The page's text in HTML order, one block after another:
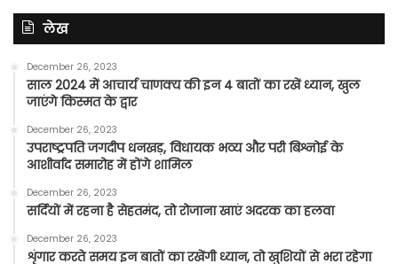
लेख
December 26, 2023
साल 2024 में आचार्य चाणक्य की इन 4 बातों का रखें ध्यान, खुल
जाएंगे किस्मत के द्वार
December 26, 2023
उपराष्ट्रपति जगदीप धनखड़, विधायक भव्य और परी बिश्नोई के
आशीर्वाद समारोह में होंगे शामिल
December 26, 2023
सर्दियों में रहना है सेहतमंद, तो रोजाना खाएं अदरक का हलवा
December 26, 2023
शृंगार करते समय इन बातों का रखेंगी ध्यान, तो खुशियों से भरा रहेगा